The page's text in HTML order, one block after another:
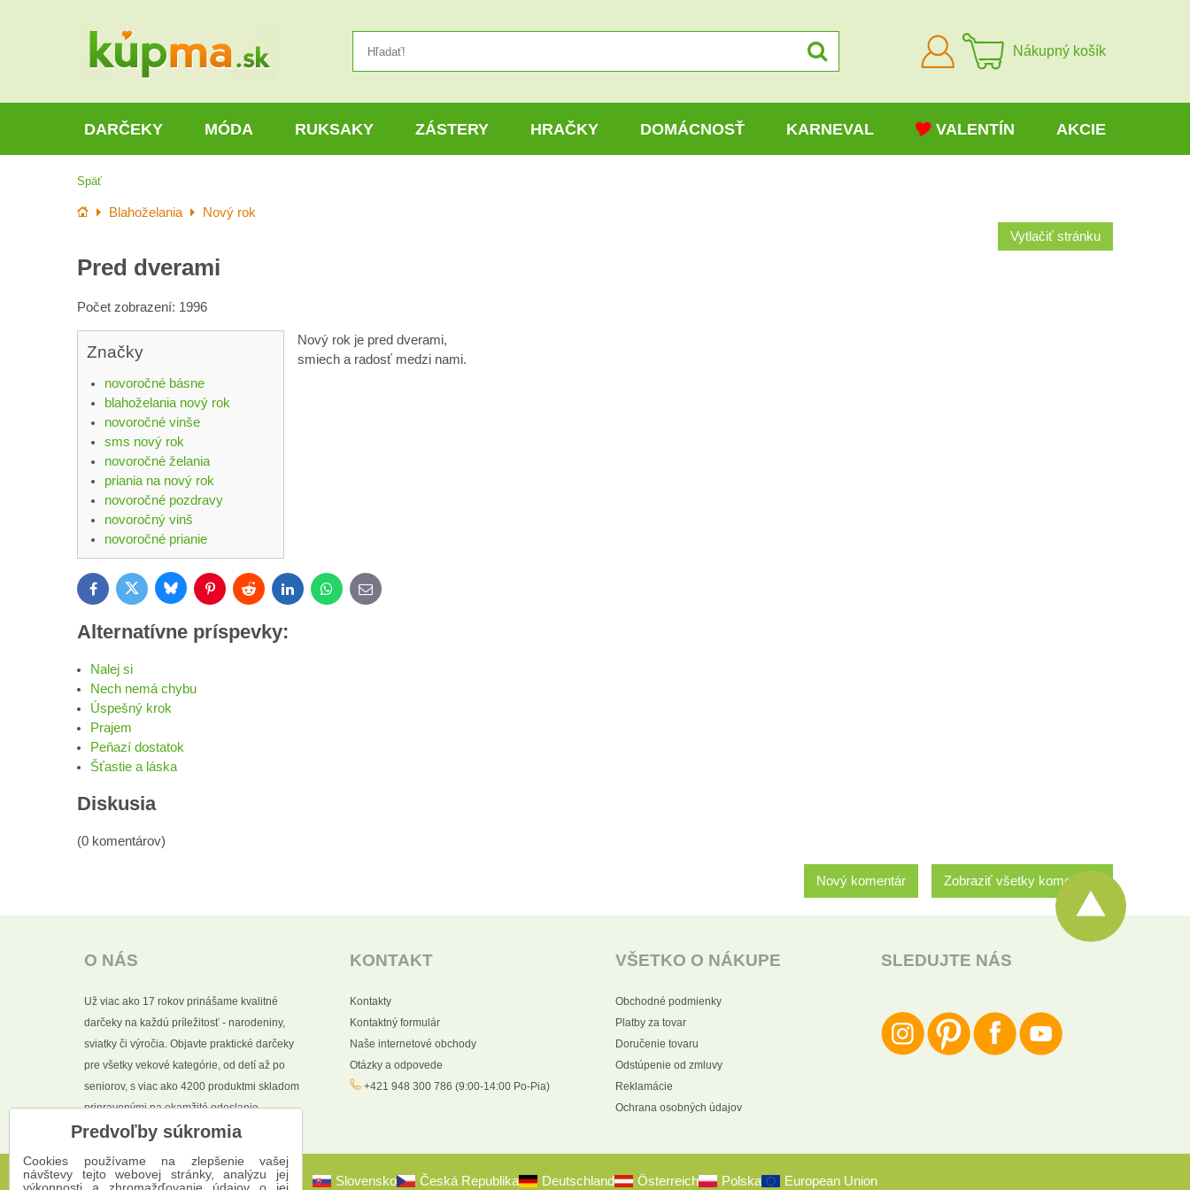
Prihlásiť
sa
Nákupný košík
DARČEKY MÓDA RUKSAKY ZÁSTERY HRAČKY DOMÁCNOSŤ KARNEVAL VALENTÍN AKCIE
Späť
Úvod Blahoželania
Nový rok
Vytlačiť stránku
Pred dverami
Počet zobrazení: 1996
Značky
novoročné básne
blahoželania nový rok
novoročné vinše
sms nový rok
novoročné želania
priania na nový rok
novoročné pozdravy
novoročný vinš
novoročné prianie
Nový rok je pred dverami,
smiech a radosť medzi nami.
FacebookTwitter BlueskyPinterestReddit LinkedInWhatsApp
E-
mail
Alternatívne príspevky:
Nalej si
Nech nemá chybu
Úspešný krok
Prajem
Peňazí dostatok
Šťastie a láska
Diskusia
(0 komentárov)
Zobraziť všetky komentáre
Nový komentár
O NÁS
Už viac ako 17 rokov prinášame kvalitné
darčeky na každú príležitosť - narodeniny,
sviatky či výročia. Objavte praktické darčeky
pre všetky vekové kategórie, od detí až po
seniorov, s viac ako 4200 produktmi skladom
pripravenými na okamžité odoslanie.
KONTAKT
Kontakty
Kontaktný formulár
Naše internetové obchody
Otázky a odpovede
+421 948 300 786 (9:00-14:00 Po-Pia)
VŠETKO O NÁKUPE
Obchodné podmienky
Platby za tovar
Doručenie tovaru
Odstúpenie od zmluvy
Reklamácie
Ochrana osobných údajov
SLEDUJTE NÁS
Slovensko Česká Republika Deutschland Österreich Polska European Union
Predvoľby súkromia
Cookies používame na zlepšenie vašej
návštevy tejto webovej stránky, analýzu jej